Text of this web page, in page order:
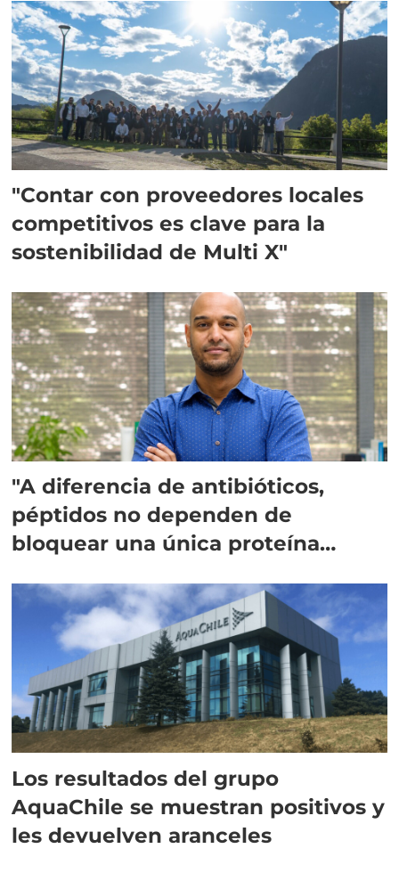
"Contar con proveedores locales
competitivos es clave para la
sostenibilidad de Multi X"
"A diferencia de antibióticos,
péptidos no dependen de
bloquear una única proteína
Los resultados del grupo
AquaChile se muestran positivos y
les devuelven aranceles